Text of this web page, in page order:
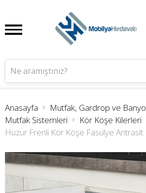
Anasayfa
Mutfak, Gardrop ve Banyo
Mutfak Sistemleri
Kör Köşe Kilerleri
Huzur Frenli Kör Köşe Fasulye Antrasit